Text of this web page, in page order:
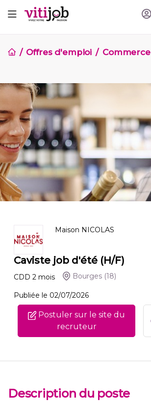
Offres d'emploi Commerce
Maison NICOLAS
Caviste job d'été (H/F)
CDD 2 mois Bourges (18)
Publiée le 02/07/2026
Postuler sur le site du
recruteur
Description du poste